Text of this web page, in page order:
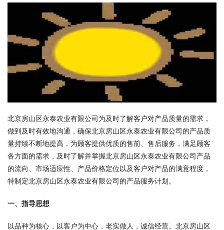
北京房山区永泰农业有限公司为及时了解客户对产品质量的需求，
做到及时有效地沟通，确保北京房山区永泰农业有限公司的产品质
量持续不断地提高，为顾客提供优质的售前、售后服务，满足顾客
各方面的需求，及时了解并掌握北京房山区永泰农业有限公司产品
的流向、市场适应性、产品价格定位以及客户对产品的满意程度，
特制定北京房山区永泰农业有限公司的产品服务计划。
一、指导思想
以品种为核心，以客户为中心，老实做人，诚信经营。北京房山区